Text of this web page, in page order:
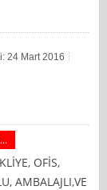
24 Mart 2016
OFİS,
AMBALAJLI,VE